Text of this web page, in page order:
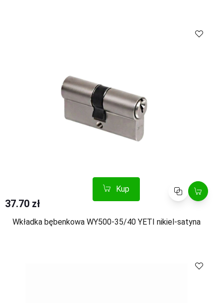
Kup Porównaj
37.70 zł
Wkładka bębenkowa WY500-35/40 YETI nikiel-satyna